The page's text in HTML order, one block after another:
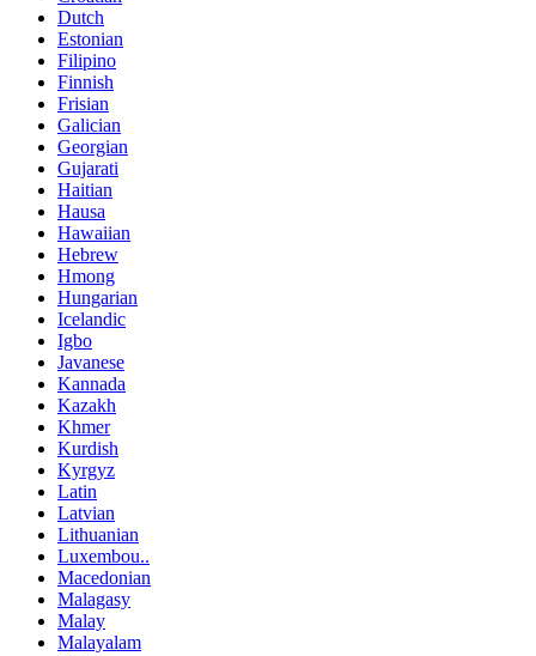
Dutch
Estonian
Filipino
Finnish
Frisian
Galician
Georgian
Gujarati
Haitian
Hausa
Hawaiian
Hebrew
Hmong
Hungarian
Icelandic
Igbo
Javanese
Kannada
Kazakh
Khmer
Kurdish
Kyrgyz
Latin
Latvian
Lithuanian
Luxembou..
Macedonian
Malagasy
Malay
Malayalam